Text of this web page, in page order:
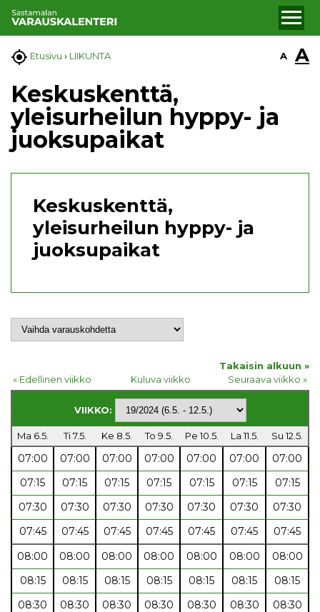
 Etusivu › LIIKUNTA A A
Keskuskenttä,
yleisurheilun hyppy- ja
juoksupaikat
Keskuskenttä,
yleisurheilun hyppy- ja
juoksupaikat
Takaisin alkuun »
« Edellinen viikko
Kuluva viikko Seuraava viikko »
VIIKKO:
Ma 6.5. Ti 7.5. Ke 8.5. To 9.5. Pe 10.5. La 11.5. Su 12.5.
07:00 07:00 07:00 07:00 07:00 07:00
07:00
07:15
07:15 07:15 07:15 07:15 07:15
07:15
07:30
07:30 07:30 07:30 07:30 07:30
07:30
07:45
07:45 07:45 07:45 07:45 07:45
07:45
08:00
08:00 08:00 08:00 08:00 08:00
08:00
08:15
08:15 08:15 08:15 08:15 08:15
08:15
08:30
08:30 08:30 08:30 08:30 08:30
08:30